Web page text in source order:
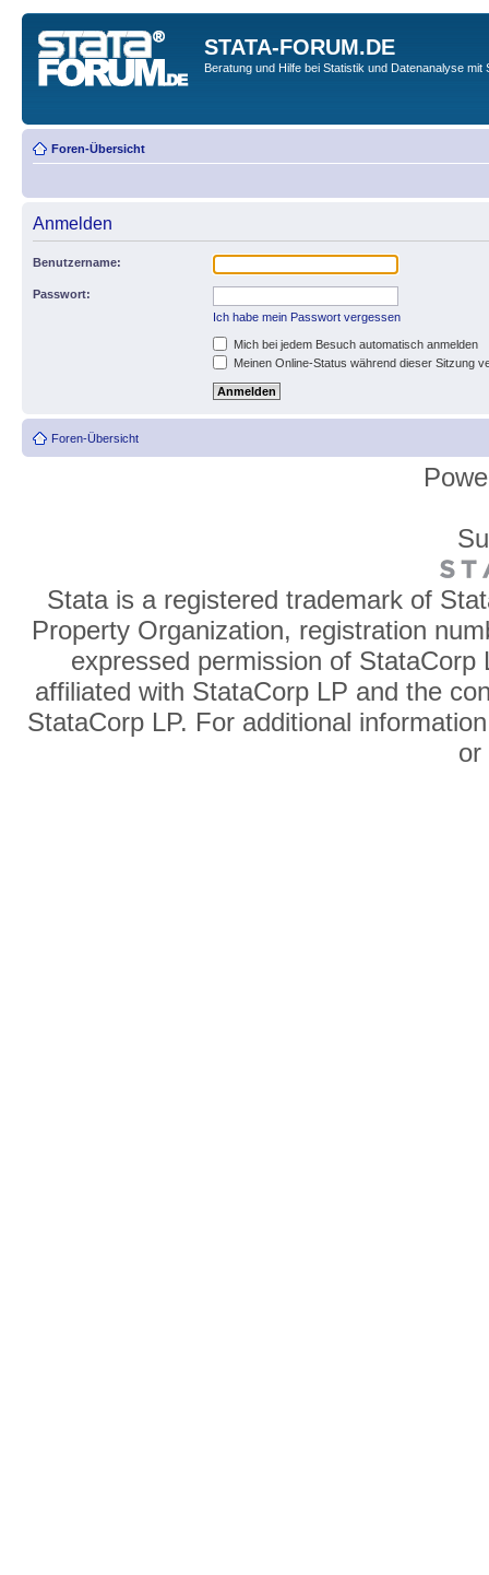
STATA-FORUM.DE
Beratung und Hilfe bei Statistik und Datenanalyse mit
Foren-Übersicht
Anmelden
Benutzername:
Passwort:
Ich habe mein Passwort vergessen
Mich bei jedem Besuch automatisch anmelden
Meinen Online-Status während dieser Sitzung
Foren-Übersicht
Stata is a registered trademark of
Property Organization, registration
expressed permission of
affiliated with StataCorp LP and the
StataCorp LP. For additional
or